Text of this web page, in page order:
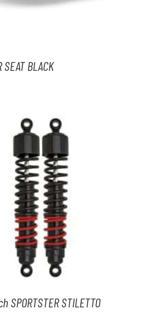
SEAT BLACK
SPORTSTER STILETTO